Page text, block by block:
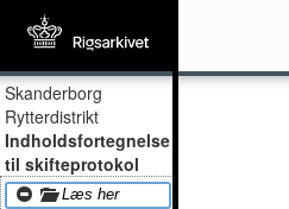
Skanderborg
Rytterdistrikt
Indholdsfortegnelse
til skifteprotokol
Læs her